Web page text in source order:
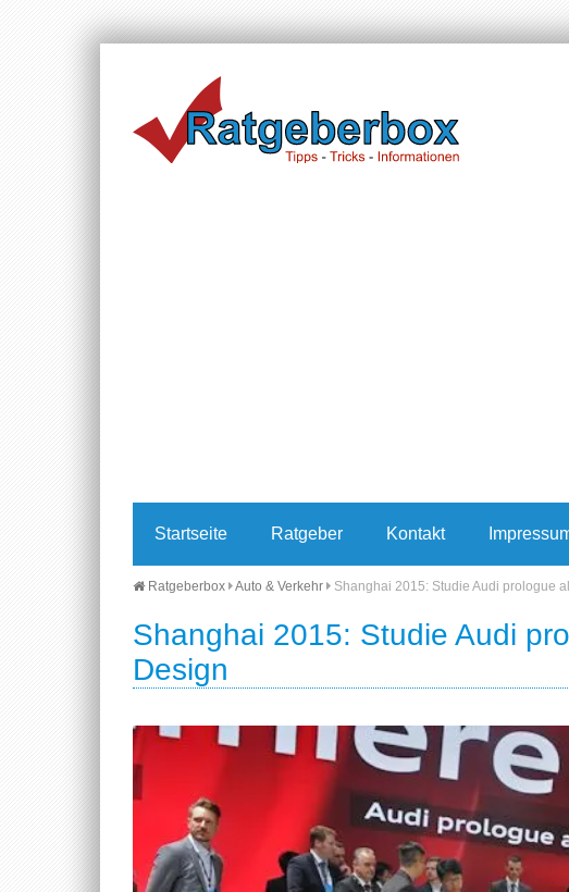
Startseite Ratgeber Kontakt
Ratgeberbox Auto & Verkehr Shanghai 2015: Studie Audi prologue
Shanghai 2015: Studie Audi
Design